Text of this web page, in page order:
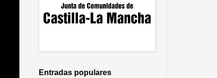
Entradas populares